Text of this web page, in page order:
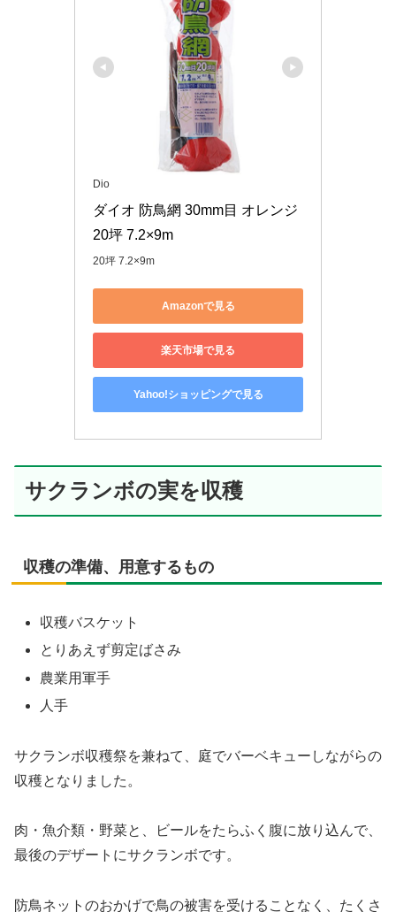
Dio
ダイオ 防鳥網 30mm目 オレンジ
20坪 7.2×9m
20坪 7.2×9m
Amazonで見る
楽天市場で見る
Yahoo!ショッピングで見る
サクランボの実を収穫
収穫の準備、用意するもの
収穫バスケット
とりあえず剪定ばさみ
農業用軍手
人手
サクランボ収穫祭を兼ねて、庭でバーベキューしながらの
収穫となりました。
肉・魚介類・野菜と、ビールをたらふく腹に放り込んで、
最後のデザートにサクランボです。
防鳥ネットのおかげで鳥の被害を受けることなく、たくさ